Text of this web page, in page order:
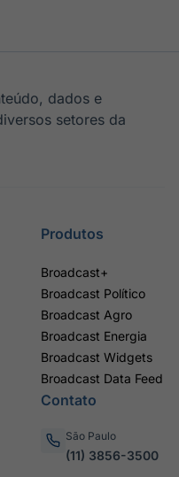
dados e
setores da
Produtos
Broadcast+
Broadcast Político
Broadcast Agro
Broadcast Energia
Broadcast Widgets
Broadcast Data Feed
Contato
São Paulo
(11) 3856-3500